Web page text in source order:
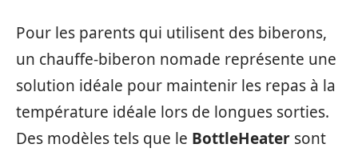
Pour les parents qui utilisent des biberons,
un chauffe-biberon nomade représente une
solution idéale pour maintenir les repas à la
température idéale lors de longues sorties.
Des modèles tels que le BottleHeater sont